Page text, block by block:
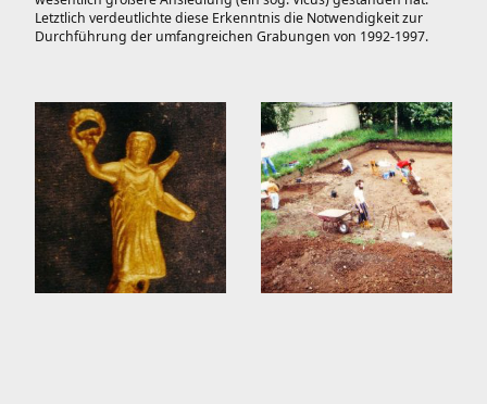
Letztlich verdeutlichte diese Erkenntnis die Notwendigkeit zur
Durchführung der umfangreichen Grabungen von 1992-1997.